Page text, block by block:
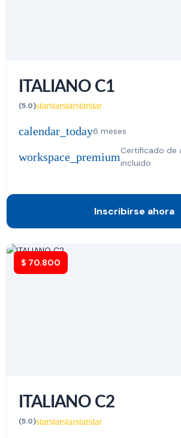
ITALIANO C1
(5.0)starstarstarstarstar
calendar_today6 meses
workspace_premiumCertificado de
incluido
Inscribirse ahora
$ 70.800
ITALIANO C2
(5.0)starstarstarstarstar